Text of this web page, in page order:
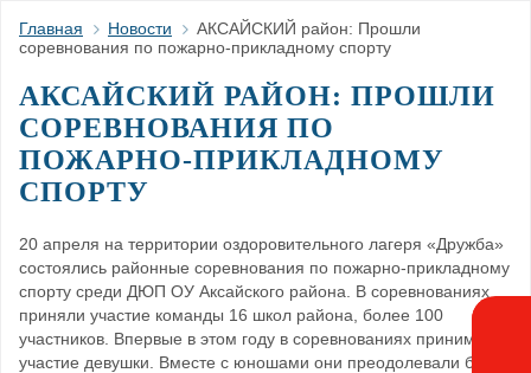
Главная Новости
АКСАЙСКИЙ район: Прошли
соревнования по пожарно-прикладному спорту
АКСАЙСКИЙ РАЙОН: ПРОШЛИ
СОРЕВНОВАНИЯ ПО
ПОЖАРНО-ПРИКЛАДНОМУ
СПОРТУ
20 апреля на территории оздоровительного лагеря «Дружба»
состоялись районные соревнования по пожарно-прикладному
спорту среди ДЮП ОУ Аксайского района. В соревнованиях
приняли участие команды 16 школ района, более 100
участников. Впервые в этом году в соревнованиях принимали
участие девушки. Вместе с юношами они преодолевали бум и